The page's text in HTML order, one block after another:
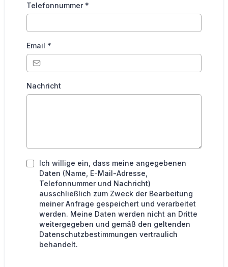
Telefonnummer *
Email *
Nachricht
Ich willige ein, dass meine angegebenen
Daten (Name, E-Mail-Adresse,
Telefonnummer und Nachricht)
ausschließlich zum Zweck der Bearbeitung
meiner Anfrage gespeichert und verarbeitet
werden. Meine Daten werden nicht an Dritte
weitergegeben und gemäß den geltenden
Datenschutzbestimmungen vertraulich
behandelt.